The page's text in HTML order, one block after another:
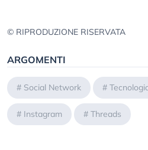
© RIPRODUZIONE RISERVATA
ARGOMENTI
# Social Network #
# Instagram # Threads